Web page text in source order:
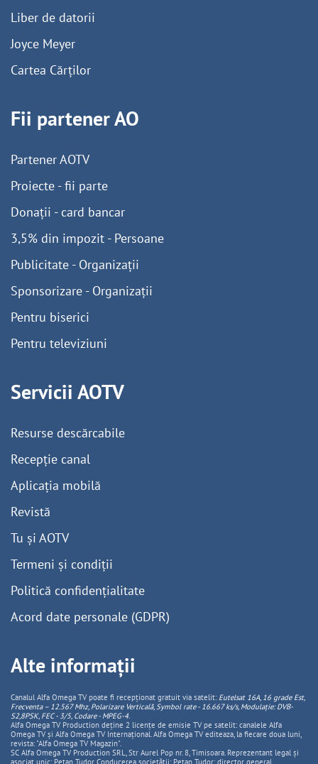
Liber de datorii
Joyce Meyer
Cartea Cărților
Fii partener AO
Partener AOTV
Proiecte - fii parte
Donații - card bancar
3,5% din impozit - Persoane
Publicitate - Organizații
Sponsorizare - Organizații
Pentru biserici
Pentru televiziuni
Servicii AOTV
Resurse descărcabile
Recepție canal
Aplicația mobilă
Revistă
Tu și AOTV
Termeni și condiții
Politică confidențialitate
Acord date personale (GDPR)
Alte informații
Canalul Alfa Omega TV poate fi recepționat gratuit via satelit: Eutelsat 16A, 16 grade Est,
Frecventa – 12.567 Mhz, PolarizareVerticală, Symbol rate - 16.667 ks/s, Modulație: DVB-
S2,8PSK, FEC - 3/5, Codare - MPEG-4.
Alfa Omega TV Production deține 2 licențe de emisie TV pe satelit: canalele Alfa
Omega TV și Alfa Omega TV Internațional. Alfa Omega TV editeaza, la fiecare doua luni,
revista: "Alfa Omega TV Magazin".
SC Alfa Omega TV Production SRL, Str Aurel Pop nr. 8, Timisoara. Reprezentant legal și
asociat unic: Pețan Tudor. Conducerea societății: Pețan Tudor: director general,